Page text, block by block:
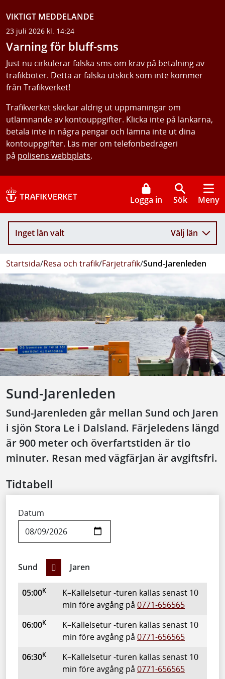
VIKTIGT MEDDELANDE
23 juli 2026 kl. 14:24
Varning för bluff-sms
Just nu cirkulerar falska sms om krav på betalning av
trafikböter. Detta är falska utskick som inte kommer
från Trafikverket!
Trafikverket skickar aldrig ut uppmaningar om
utlämnande av kontouppgifter. Klicka inte på länkarna,
betala inte in några pengar och lämna inte ut dina
kontouppgifter. Läs mer om telefonbedrägeri
på polisens webbplats.
Logga in Sök Meny
Inget län valt Välj län
Startsida/Resa och trafik/Färjetrafik/Sund-Jarenleden
Sund-Jarenleden
Sund-Jarenleden går mellan Sund och Jaren
i sjön Stora Le i Dalsland. Färjeledens längd
är 900 meter och överfartstiden är tio
minuter. Resan med vägfärjan är avgiftsfri.
Tidtabell
Datum
Sund
Jaren
Sund Jaren
Avgår Anmärkning
05:00K
K–Kallelsetur -turen kallas senast 10
min före avgång på 0771-656565
06:00K
K–Kallelsetur -turen kallas senast 10
min före avgång på 0771-656565
06:30K
K–Kallelsetur -turen kallas senast 10
min före avgång på 0771-656565